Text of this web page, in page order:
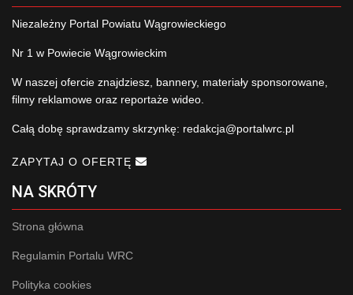
Niezależny Portal Powiatu Wągrowieckiego
Nr 1 w Powiecie Wągrowieckim
W naszej ofercie znajdziesz, bannery, materiały sponsorowane,
filmy reklamowe oraz reportaże wideo.
Całą dobę sprawdzamy skrzynkę: redakcja@portalwrc.pl
ZAPYTAJ O OFERTĘ
NA SKRÓTY
Strona główna
Regulamin Portalu WRC
Polityka cookies